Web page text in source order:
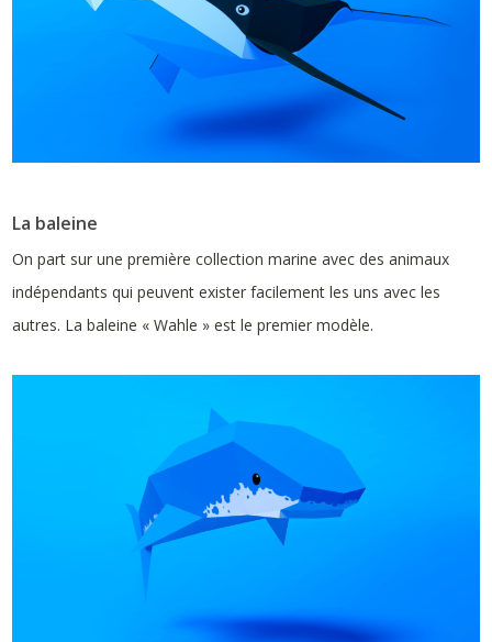
La baleine
On part sur une première collection marine avec des animaux
indépendants qui peuvent exister facilement les uns avec les
autres. La baleine « Wahle » est le premier modèle.